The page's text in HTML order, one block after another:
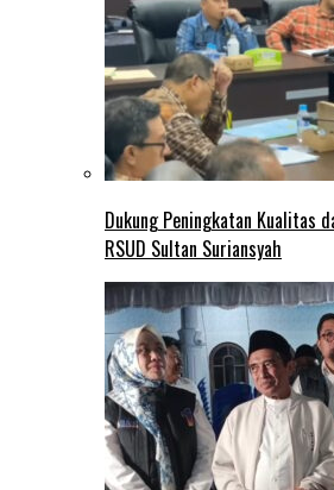
Dukung Peningkatan Kualitas
RSUD Sultan Suriansyah